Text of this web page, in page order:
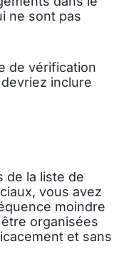
ne sont pas
de vérification
inclure
de la liste de
vous avez
moindre
organisées
et sans